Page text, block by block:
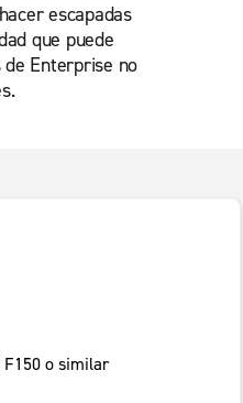
escapadas
que puede
Enterprise no